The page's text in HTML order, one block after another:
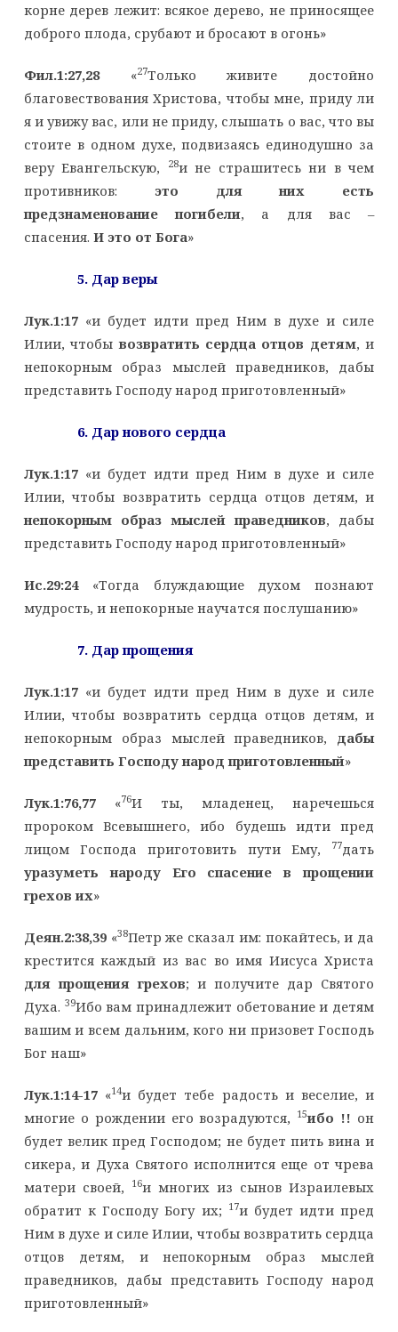
корне дерев лежит: всякое дерево, не приносящее
доброго плода, срубают и бросают в огонь»
Фил.1:27,28«27Только живите достойно
благовествования Христова, чтобы мне, приду ли
я и увижу вас, или не приду, слышать о вас, что вы
стоите в одном духе, подвизаясь единодушно за
веру Евангельскую,
28и не страшитесь ни в чем
противников: это для них есть
предзнаменование погибели, а для вас –
спасения. И это от Бога»
5. Дар веры
Лук.1:17«и будет идти пред Ним в духе и силе
Илии, чтобывозвратить сердца отцов детям, и
непокорным образ мыслей праведников, дабы
представить Господу народ приготовленный»
6. Дар нового сердца
Лук.1:17«и будет идти пред Ним в духе и силе
Илии, чтобы возвратить сердца отцов детям, и
непокорным образ мыслей праведников, дабы
представить Господу народ приготовленный»
Ис.29:24«Тогда блуждающие духом познают
мудрость, и непокорные научатся послушанию»
7. Дар прощения
Лук.1:17«и будет идти пред Ним в духе и силе
Илии, чтобы возвратить сердца отцов детям, и
непокорным образ мыслей праведников, дабы
представить Господу народ приготовленный»
Лук.1:76,77«76И ты, младенец, наречешься
пророком Всевышнего, ибо будешь идти пред
лицом Господа приготовить пути Ему,
77дать
уразуметь народу Его спасение в прощении
грехов их»
Деян.2:38,39«38Петр же сказал им: покайтесь, и да
крестится каждый из вас во имя Иисуса Христа
для прощения грехов; и получите дар Святого
Духа. 39Ибо вам принадлежит обетование и детям
вашим и всем дальним, кого ни призовет Господь
Бог наш»
Лук.1:14-17«14и будет тебе радость и веселие, и
многие о рождении его возрадуются, 15ибо !! он
будет велик пред Господом; не будет пить вина и
сикера, и Духа Святого исполнится еще от чрева
матери своей,
16и многих из сынов Израилевых
обратит к Господу Богу их; 17и будет идти пред
Ним в духе и силе Илии, чтобы возвратить сердца
отцов детям, и непокорным образ мыслей
праведников, дабы представить Господу народ
приготовленный»